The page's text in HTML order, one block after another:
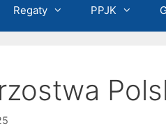
Regaty PPJK